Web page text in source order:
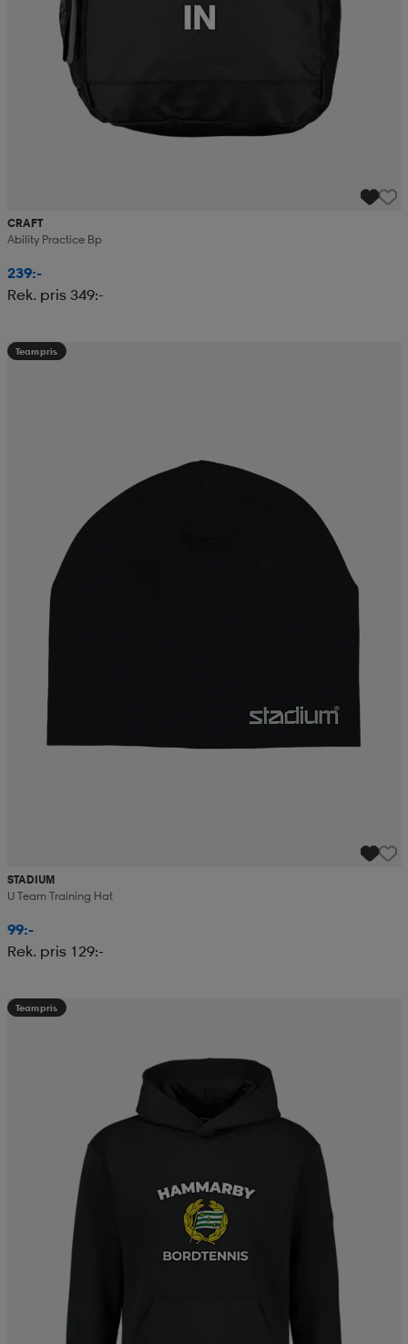
CRAFT
Ability Practice Bp
239:-
Rek. pris 349:-
Teampris
STADIUM
U Team Training Hat
99:-
Rek. pris 129:-
Teampris